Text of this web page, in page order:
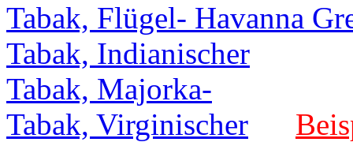
Tabak, Flügel- Havanna
Tabak, Indianischer
Tabak, Majorka-
Tabak, Virginischer